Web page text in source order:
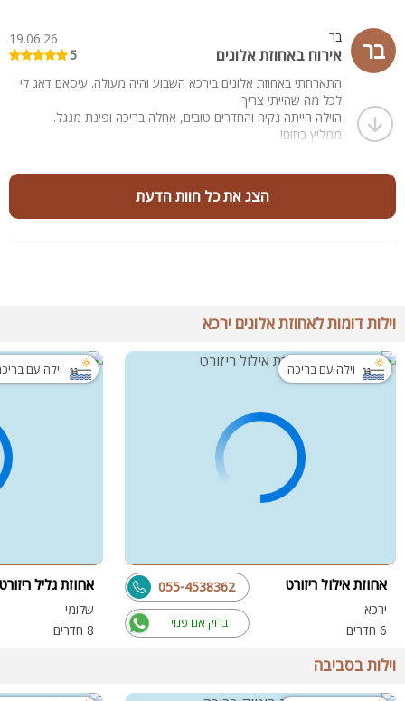
בר בר
אירוח באחוזת אלונים
19.06.26
5
התארחתי באחוזת אלונים בירכא השבוע והיה מעולה. עיסאם דאג לי
לכל מה שהייתי צריך.
הוילה הייתה נקיה והחדרים טובים, אחלה בריכה ופינת מנגל.
ממליץ בחום!
הצג את כל חוות הדעת
וילות דומות לאחוזת אלונים ירכא
וילה עם בריכה
אחוזת אילול ריזורט
ירכא
6 חדרים
בדוק אם פנוי
055-4538362
וילה עם
אחוזת גליל
שלומי
8 חדרים
וילות בסביבה